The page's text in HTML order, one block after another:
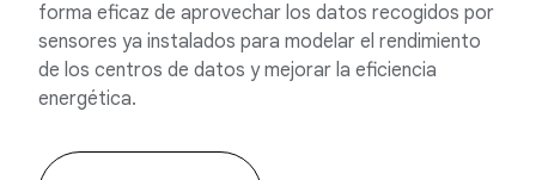
forma eficaz de aprovechar los datos recogidos por
sensores ya instalados para modelar el rendimiento
de los centros de datos y mejorar la eficiencia
energética.